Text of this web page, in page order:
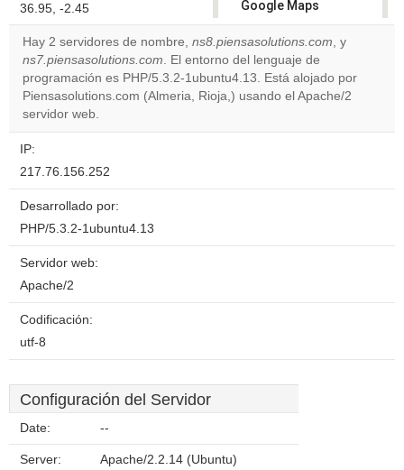
36.95, -2.45
Google Maps
correctly.
Do you
own this
website?
OK
Hay 2 servidores de nombre, ns8.piensasolutions.com, y
ns7.piensasolutions.com. El entorno del lenguaje de
programación es PHP/5.3.2-1ubuntu4.13. Está alojado por
Piensasolutions.com (Almeria, Rioja,) usando el Apache/2
servidor web.
IP:
217.76.156.252
Desarrollado por:
PHP/5.3.2-1ubuntu4.13
Servidor web:
Apache/2
Codificación:
utf-8
Configuración del Servidor
Date: --
Server: Apache/2.2.14 (Ubuntu)